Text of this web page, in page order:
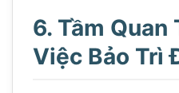
6. Tầm Quan
Việc Bảo Trì